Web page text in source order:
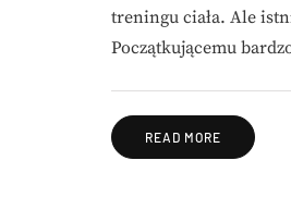
treningu ciała. Ale
Początkującemu
READ MORE